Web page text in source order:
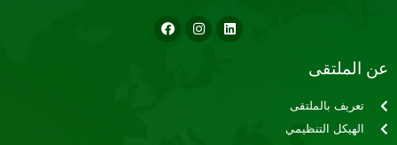
عن الملتقى
تعريف بالملتقى
الهيكل التنظيمي